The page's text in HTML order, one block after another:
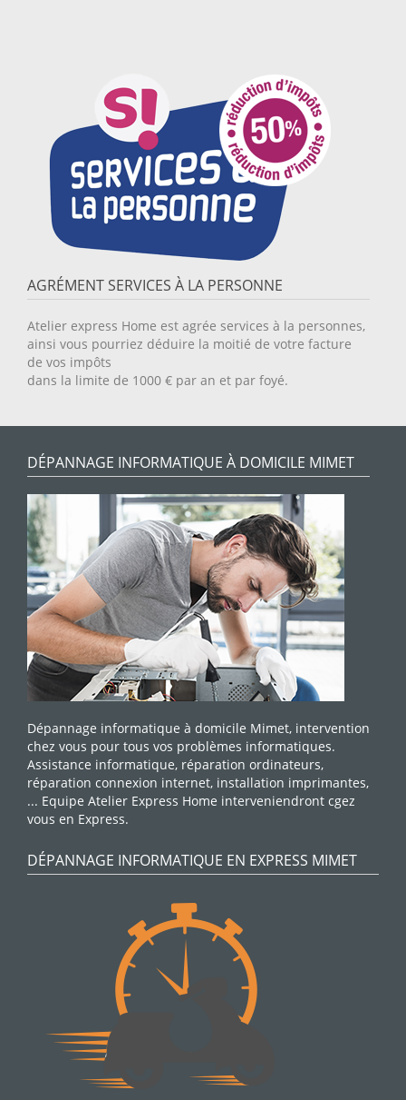
AGRÉMENT SERVICES À LA PERSONNE
Atelier express Home est agrée services à la personnes,
ainsi vous pourriez déduire la moitié de votre facture
de vos impôts
dans la limite de 1000 € par an et par foyé.
DÉPANNAGE INFORMATIQUE À DOMICILE MIMET
Dépannage informatique à domicile Mimet, intervention
chez vous pour tous vos problèmes informatiques.
Assistance informatique, réparation ordinateurs,
réparation connexion internet, installation imprimantes,
... Equipe Atelier Express Home interveniendront cgez
vous en Express.
DÉPANNAGE INFORMATIQUE EN EXPRESS MIMET